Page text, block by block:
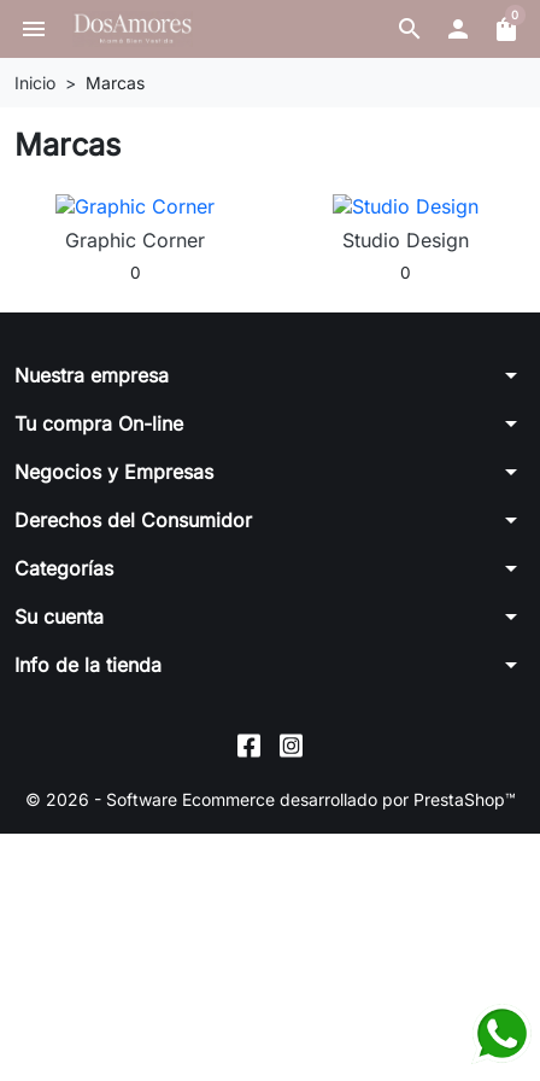
search
menu  shopping_bag0
Inicio Marcas
Marcas
Graphic Corner
0
Studio Design
0
Nuestra empresa arrow_drop_down
Tu compra On-line arrow_drop_down
Negocios y Empresas arrow_drop_down
Derechos del Consumidor arrow_drop_down
Categorías arrow_drop_down
Su cuenta arrow_drop_down
Info de la tienda arrow_drop_down
© 2026 - Software Ecommerce desarrollado por PrestaShop™